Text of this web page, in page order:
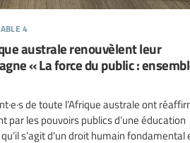
4
australe renouvèlent leur
« La force du public :
de toute l’Afrique australe ont
les pouvoirs publics d’une éducation
s’agit d'un droit humain fondamental